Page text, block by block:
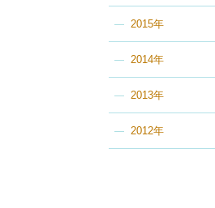
2015年
2014年
2013年
2012年